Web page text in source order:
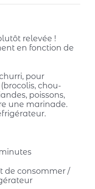
relevée !
en fonction de
pour
chou-
poissons,
une marinade.
de consommer /